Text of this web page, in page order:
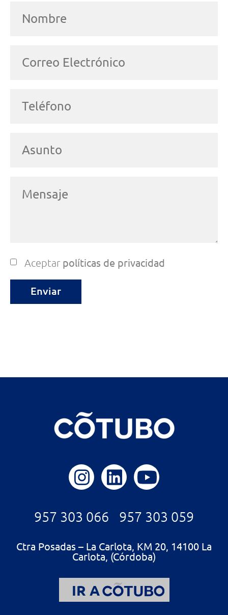
Aceptar políticas de privacidad
957 303 066 957 303 059
Ctra Posadas – La Carlota, KM 20, 14100 La
Carlota, (Córdoba)
IR A